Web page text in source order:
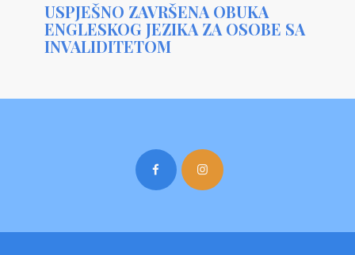
USPJEŠNO ZAVRŠENA OBUKA
ENGLESKOG JEZIKA ZA OSOBE SA
INVALIDITETOM